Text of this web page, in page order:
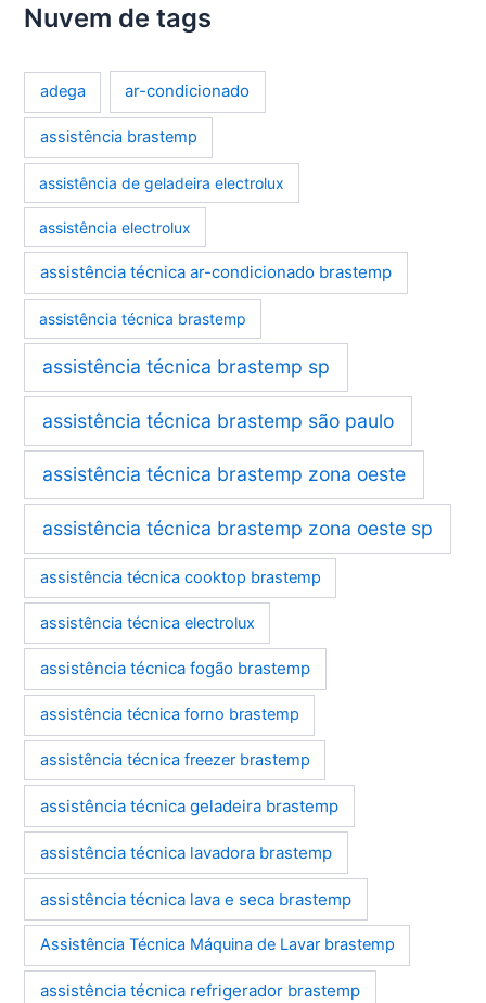
Nuvem de tags
adega ar-condicionado
assistência brastemp
assistência de geladeira electrolux
assistência electrolux
assistência técnica ar-condicionado brastemp
assistência técnica brastemp
assistência técnica brastemp sp
assistência técnica brastemp são paulo
assistência técnica brastemp zona oeste
assistência técnica brastemp zona oeste sp
assistência técnica cooktop brastemp
assistência técnica electrolux
assistência técnica fogão brastemp
assistência técnica forno brastemp
assistência técnica freezer brastemp
assistência técnica geladeira brastemp
assistência técnica lavadora brastemp
assistência técnica lava e seca brastemp
Assistência Técnica Máquina de Lavar brastemp
assistência técnica refrigerador brastemp